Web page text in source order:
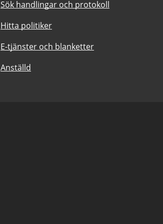
Sök handlingar och protokoll
Hitta politiker
E-tjänster och blanketter
Anställd